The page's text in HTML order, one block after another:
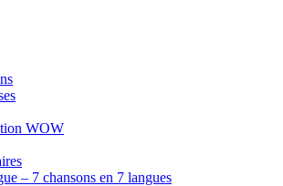
WOW
– 7 chansons en 7 langues